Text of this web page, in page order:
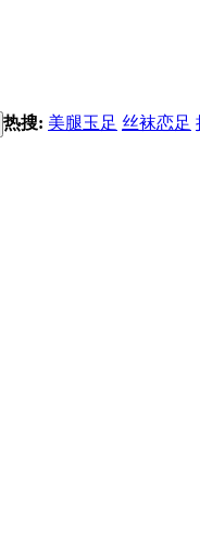
热搜: 美腿玉足 丝袜恋足